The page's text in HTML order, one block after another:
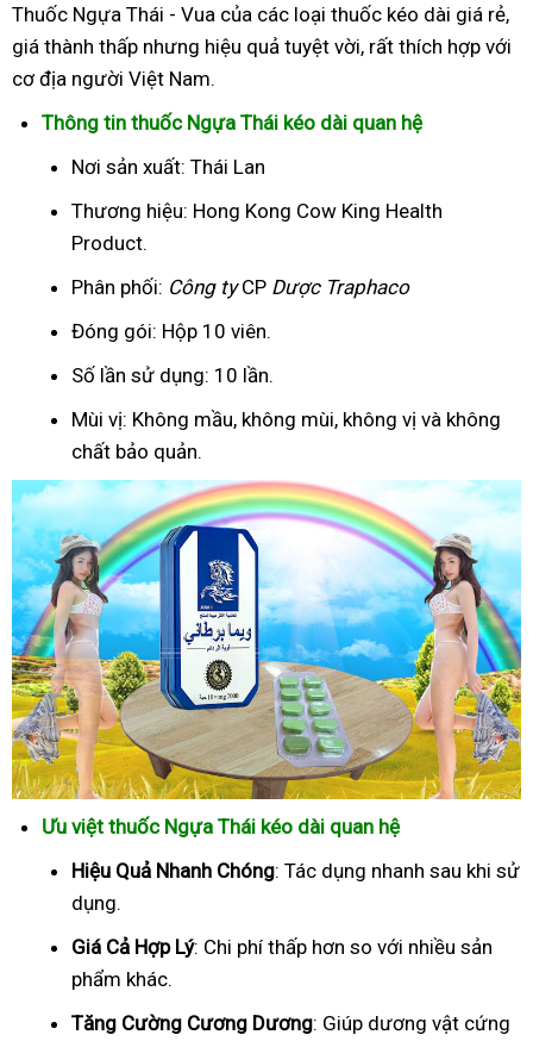
Thuốc Ngựa Thái - Vua của các loại thuốc kéo dài giá rẻ,
giá thành thấp nhưng hiệu quả tuyệt vời, rất thích hợp với
cơ địa người Việt Nam.
Thông tin thuốc Ngựa Thái kéo dài quan hệ
Nơi sản xuất: Thái Lan
Thương hiệu: Hong Kong Cow King Health
Product.
Phân phối: Công tyCP Dược Traphaco
Đóng gói: Hộp 10 viên.
Số lần sử dụng: 10 lần.
Mùi vị: Không mầu, không mùi, không vị và không
chất bảo quản.
Ưu việt thuốc Ngựa Thái kéo dài quan hệ
Hiệu Quả Nhanh Chóng: Tác dụng nhanh sau khi sử
dụng.
Giá Cả Hợp Lý: Chi phí thấp hơn so với nhiều sản
phẩm khác.
Tăng Cường Cương Dương: Giúp dương vật cứng